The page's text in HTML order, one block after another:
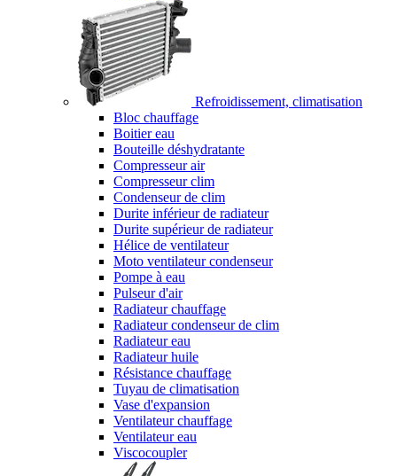
Refroidissement, climatisation
Bloc chauffage
Boitier eau
Bouteille déshydratante
Compresseur air
Compresseur clim
Condenseur de clim
Durite inférieur de radiateur
Durite supérieur de radiateur
Hélice de ventilateur
Moto ventilateur condenseur
Pompe à eau
Pulseur d'air
Radiateur chauffage
Radiateur condenseur de clim
Radiateur eau
Radiateur huile
Résistance chauffage
Tuyau de climatisation
Vase d'expansion
Ventilateur chauffage
Ventilateur eau
Viscocoupler